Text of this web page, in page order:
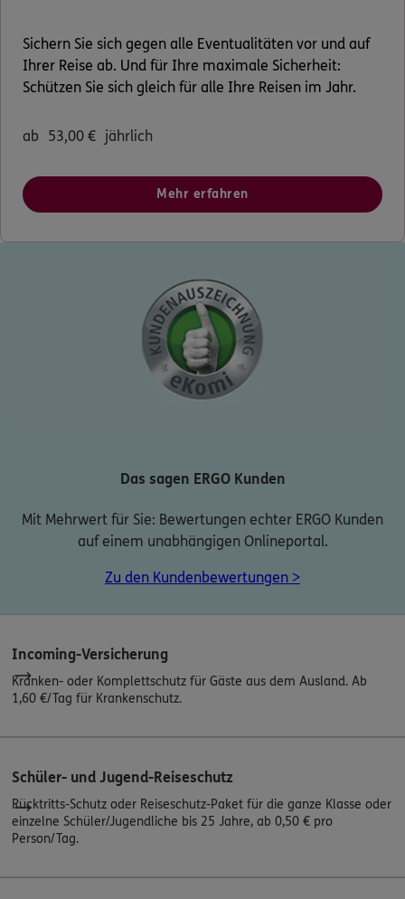
Sichern Sie sich gegen alle Eventualitäten vor und auf
Ihrer Reise ab. Und für Ihre maximale Sicherheit:
Schützen Sie sich gleich für alle Ihre Reisen im Jahr.
ab 53,00 € jährlich
Mehr erfahren
Das sagen ERGO Kunden
Mit Mehrwert für Sie: Bewertungen echter ERGO Kunden
auf einem unabhängigen Onlineportal.
Zu den Kundenbewertungen >
Incoming-Versicherung
Kranken- oder Komplettschutz für Gäste aus dem Ausland. Ab
1,60 €/Tag für Krankenschutz.
Schüler- und Jugend-Reiseschutz
Rücktritts-Schutz oder Reiseschutz-Paket für die ganze Klasse oder
einzelne Schüler/Jugendliche bis 25 Jahre, ab 0,50 € pro
Person/Tag.